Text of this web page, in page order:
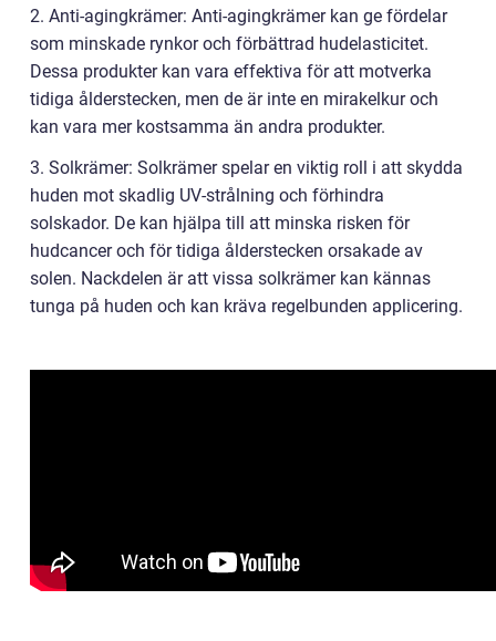
2. Anti-agingkrämer: Anti-agingkrämer kan ge fördelar
som minskade rynkor och förbättrad hudelasticitet.
Dessa produkter kan vara effektiva för att motverka
tidiga ålderstecken, men de är inte en mirakelkur och
kan vara mer kostsamma än andra produkter.
3. Solkrämer: Solkrämer spelar en viktig roll i att skydda
huden mot skadlig UV-strålning och förhindra
solskador. De kan hjälpa till att minska risken för
hudcancer och för tidiga ålderstecken orsakade av
solen. Nackdelen är att vissa solkrämer kan kännas
tunga på huden och kan kräva regelbunden applicering.